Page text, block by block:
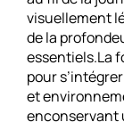
visuellement
de la
essentiels.La
pour
et
enconservant